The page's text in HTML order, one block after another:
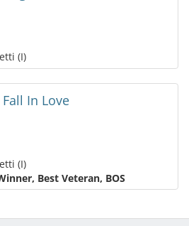
(I)
Fall In Love
(I)
Best Veteran, BOS